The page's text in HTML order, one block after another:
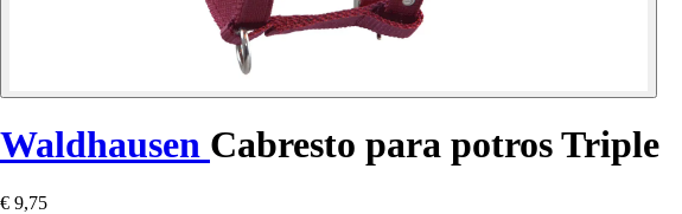
Waldhausen Cabresto para potros Triple
€ 9,75